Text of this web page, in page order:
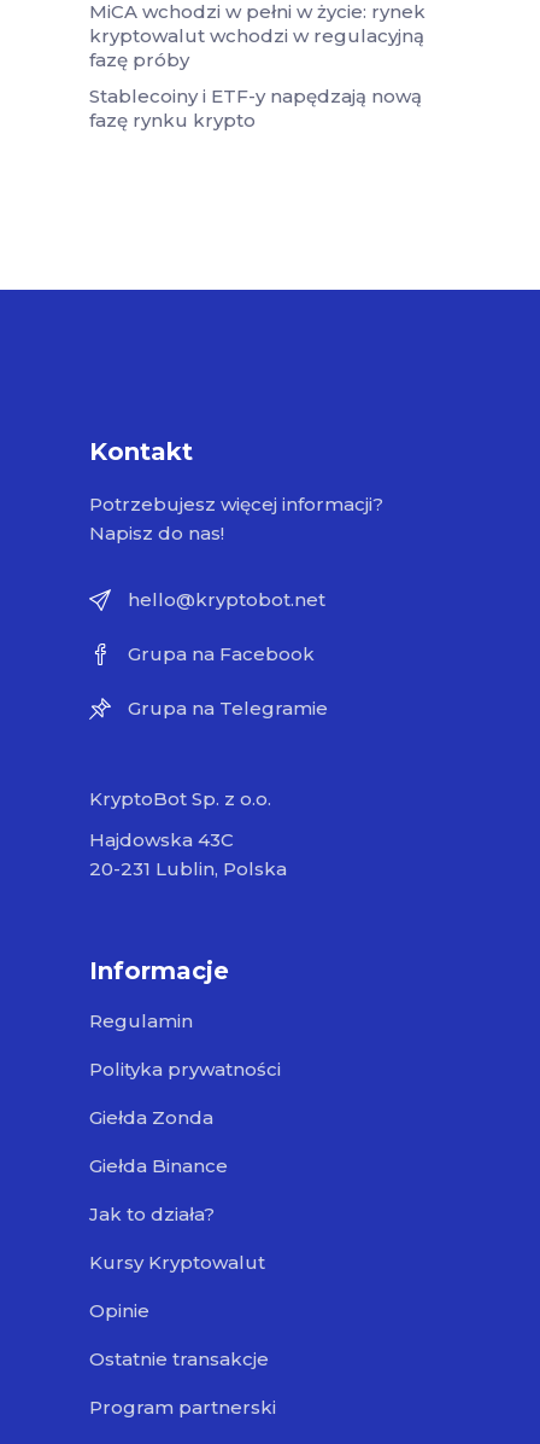
MiCA wchodzi w pełni w życie: rynek
kryptowalut wchodzi w regulacyjną
fazę próby
Stablecoiny i ETF-y napędzają nową
fazę rynku krypto
Kontakt
Potrzebujesz więcej informacji?
Napisz do nas!
hello@kryptobot.net
Grupa na Facebook
Grupa na Telegramie
KryptoBot Sp. z o.o.
Hajdowska 43C
20-231 Lublin, Polska
Informacje
Regulamin
Polityka prywatności
Giełda Zonda
Giełda Binance
Jak to działa?
Kursy Kryptowalut
Opinie
Ostatnie transakcje
Program partnerski